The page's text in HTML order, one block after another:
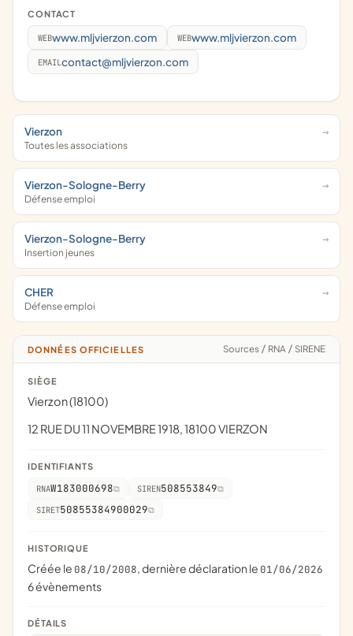
CONTACT
WEBwww.mljvierzon.com WEBwww.mljvierzon.com
EMAIL contact@mljvierzon.com
Vierzon
Toutes les associations
Vierzon-Sologne-Berry
Défense emploi
Vierzon-Sologne-Berry
Insertion jeunes
CHER
Défense emploi
DONNÉES OFFICIELLES Sources / RNA / SIRENE
SIÈGE
Vierzon (18100)
12 RUE DU 11 NOVEMBRE 1918, 18100 VIERZON
IDENTIFIANTS
RNAW183000698 SIREN508553849
SIRET50855384900029
HISTORIQUE
Créée le 08/10/2008, dernière déclaration le 01/06/2026
6 évènements
DÉTAILS